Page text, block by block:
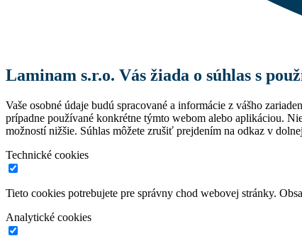
Laminam s.r.o. Vás žiada o súhlas s
Vaše osobné údaje budú spracované a informácie z vášho
prípadne používané konkrétne týmto webom alebo aplikáciou.
možností nižšie. Súhlas môžete zrušiť prejdením na odkaz v
Technické cookies
Tieto cookies potrebujete pre správny chod webovej stránky.
Analytické cookies